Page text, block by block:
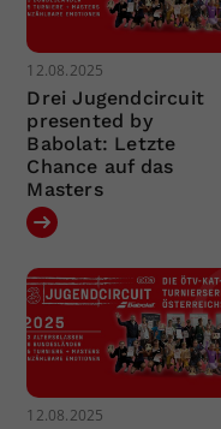
12.08.2025
Drei Jugendcircuit
presented by
Babolat: Letzte
Chance auf das
Masters
12.08.2025